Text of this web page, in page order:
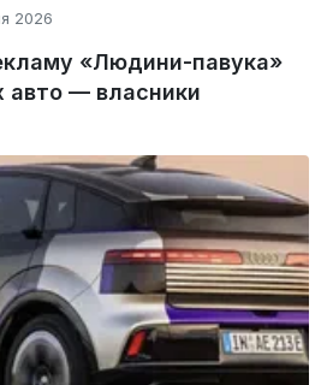
2026
«Людини-павука»
авто — власники